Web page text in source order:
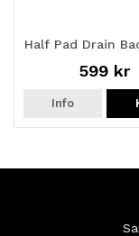
Half Pad Drain
599 kr
Info